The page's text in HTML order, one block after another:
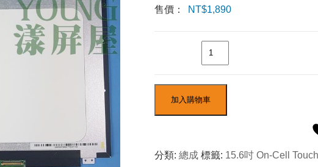
售價： NT$1,890
加入購物車
分類:總成 標籤: 15.6吋 On-Cell Touch